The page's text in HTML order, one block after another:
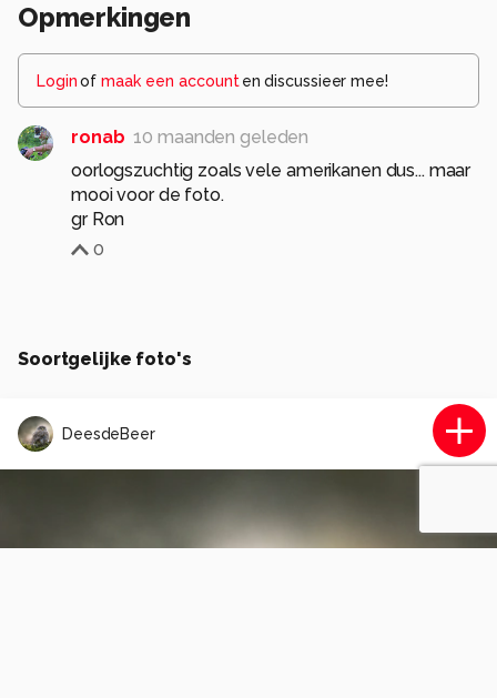
Opmerkingen
Loginof maak een account en discussieer mee!
ronab 10 maanden geleden
oorlogszuchtig zoals vele amerikanen dus... maar
mooi voor de foto.
gr Ron
0
Soortgelijke foto's
DeesdeBeer